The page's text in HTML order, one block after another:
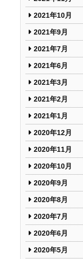
2021年10月
2021年9月
2021年7月
2021年6月
2021年3月
2021年2月
2021年1月
2020年12月
2020年11月
2020年10月
2020年9月
2020年8月
2020年7月
2020年6月
2020年5月